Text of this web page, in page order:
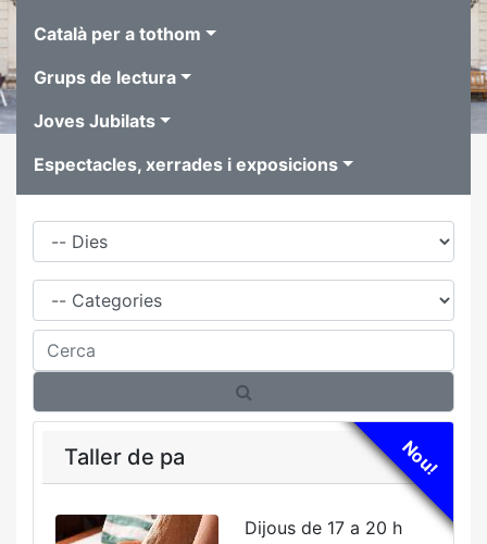
Català per a tothom
Grups de lectura
Joves Jubilats
Espectacles, xerrades i exposicions
Dies
Família
Cerca
Nou!
Taller de pa
Dijous de 17 a 20 h